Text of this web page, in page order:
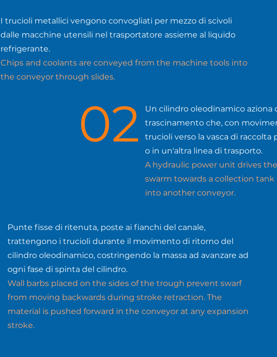
I trucioli metallici vengono convogliati per mezzo di scivoli
dalle macchine utensili nel trasportatore assieme al liquido
refrigerante.
Chips and coolants are conveyed from the machine tools into
the conveyor through slides.
02
Un cilindro oleodinamico
trascinamento che, con
trucioli verso la vasca di
o in un'altra linea di trasporto.
A hydraulic power unit drives
swarm towards a collection
into another conveyor.
Punte fisse di ritenuta, poste ai fianchi del canale,
trattengono i trucioli durante il movimento di ritorno del
cilindro oleodinamico, costringendo la massa ad avanzare ad
ogni fase di spinta del cilindro.
Wall barbs placed on the sides of the trough prevent swarf
from moving backwards during stroke retraction. The
material is pushed forward in the conveyor at any expansion
stroke.